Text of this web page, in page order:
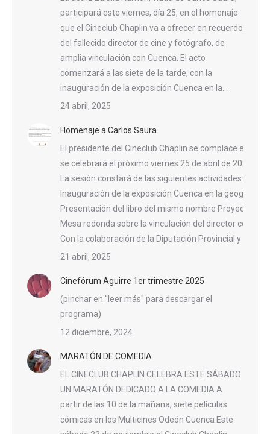
participará este viernes, día 25, en el homenaje
que el Cineclub Chaplin va a ofrecer en recuerdo
del fallecido director de cine y fotógrafo, de
amplia vinculación con Cuenca. El acto
comenzará a las siete de la tarde, con la
inauguración de la exposición Cuenca en la…
24 abril, 2025
Homenaje a Carlos Saura
El presidente del Cineclub Chaplin se complace en
se celebrará el próximo viernes 25 de abril de 2025, a
La sesión constará de las siguientes actividades:
Inauguración de la exposición Cuenca en la geografía
Presentación del libro del mismo nombre Proyección
Mesa redonda sobre la vinculación del director con la
Con la colaboración de la Diputación Provincial y el
21 abril, 2025
Cinefórum Aguirre 1er trimestre 2025
(pinchar en "leer más" para descargar el
programa)
12 diciembre, 2024
MARATÓN DE COMEDIA
EL CINECLUB CHAPLIN CELEBRA ESTE SÁBADO
UN MARATÓN DEDICADO A LA COMEDIA A
partir de las 10 de la mañana, siete películas
cómicas en los Multicines Odeón Cuenca Este